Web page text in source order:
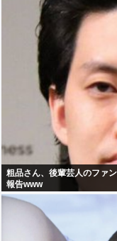
粗品さん、後輩芸人のファ
報告www